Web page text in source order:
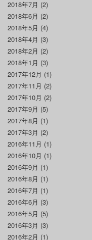
2018年7月 (2)
2018年6月 (2)
2018年5月 (4)
2018年4月 (3)
2018年2月 (2)
2018年1月 (3)
2017年12月 (1)
2017年11月 (2)
2017年10月 (2)
2017年9月 (5)
2017年8月 (1)
2017年3月 (2)
2016年11月 (1)
2016年10月 (1)
2016年9月 (1)
2016年8月 (1)
2016年7月 (1)
2016年6月 (3)
2016年5月 (5)
2016年3月 (3)
2016年2月 (1)